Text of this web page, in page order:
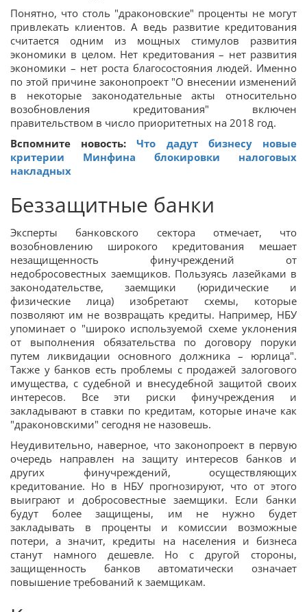
Понятно, что столь "драконовские" проценты не могут
привлекать клиентов. А ведь развитие кредитования
считается одним из мощных стимулов развития
экономики в целом. Нет кредитования – нет развития
экономики – нет роста благосостояния людей. Именно
по этой причине законопроект "О внесении изменений
в некоторые законодательные акты относительно
возобновления кредитования" включен
правительством в число приоритетных на 2018 год.
Вспомните новость:Что дадут бизнесу новые
критерии Минфина блокировки налоговых
накладных
Беззащитные банки
Эксперты банковского сектора отмечает, что
возобновлению широкого кредитования мешает
незащищенность финучреждений от
недобросовестных заемщиков. Пользуясь лазейками в
законодательстве, заемщики (юридические и
физические лица) изобретают схемы, которые
позволяют им не возвращать кредиты. Например, НБУ
упоминает о "широко используемой схеме уклонения
от выполнения обязательства по договору поруки
путем ликвидации основного должника – юрлица".
Также у банков есть проблемы с продажей залогового
имущества, с судебной и внесудебной защитой своих
интересов. Все эти риски финучреждения и
закладывают в ставки по кредитам, которые иначе как
"драконовскими" сегодня не назовешь.
Неудивительно, наверное, что законопроект в первую
очередь направлен на защиту интересов банков и
других финучреждений, осуществляющих
кредитование. Но в НБУ прогнозируют, что от этого
выиграют и добросовестные заемщики. Если банки
будут более защищены, им не нужно будет
закладывать в проценты и комиссии возможные
потери, а значит, кредиты на населения и бизнеса
станут намного дешевле. Но с другой стороны,
защищенность банков автоматически означает
повышение требований к заемщикам.